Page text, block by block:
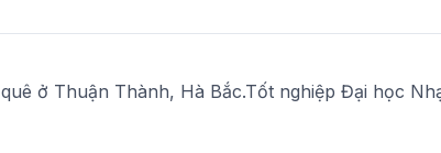
ở Thuận Thành, Hà Bắc.Tốt nghiệp Đại học